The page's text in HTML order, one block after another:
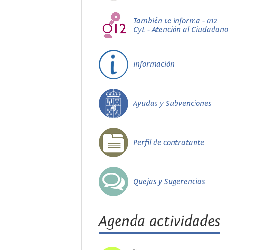
También te informa - 012
CyL - Atención al Ciudadano
Información
Ayudas y Subvenciones
Perfil de contratante
Quejas y Sugerencias
Agenda actividades